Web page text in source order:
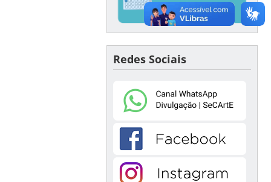
Redes Sociais